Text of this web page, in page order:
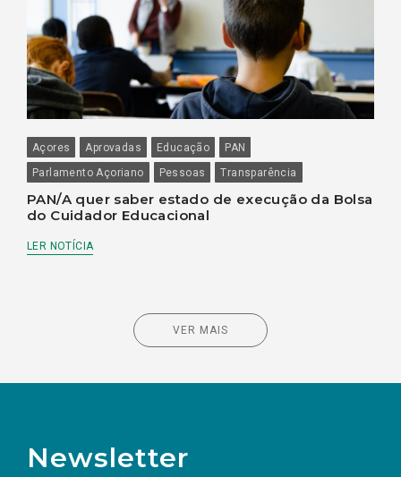
Açores Aprovadas Educação
PAN
Parlamento Açoriano
Pessoas Transparência
PAN/A quer saber estado de execução da Bolsa
do Cuidador Educacional
LER NOTÍCIA
VER MAIS
Newsletter